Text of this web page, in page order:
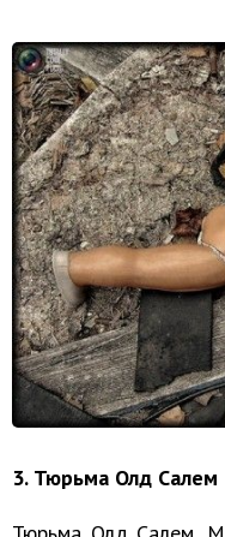
3. Тюрьма Олд Салем